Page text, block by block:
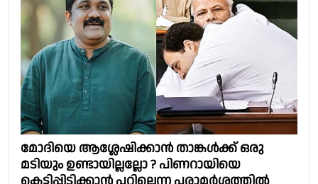
മോദിയെ ആശ്ലേഷിക്കാൻ താങ്കൾക്ക് ഒരു
മടിയും ഉണ്ടായില്ലല്ലോ ? പിണറായിയെ